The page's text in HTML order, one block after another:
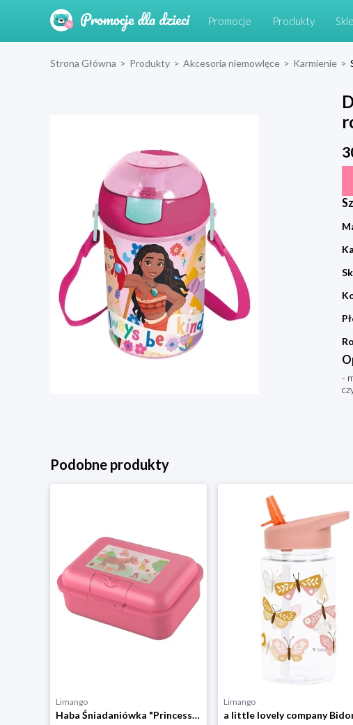
Promocje Produkty
Strona Główna > Produkty > Akcesoria niemowlęce > Karmienie >
-
Podobne produkty
Limango
Haba Śniadaniówka "Princess & Horse" w kolorze różowym - 12 m+ rozmiar: onesize
Limango